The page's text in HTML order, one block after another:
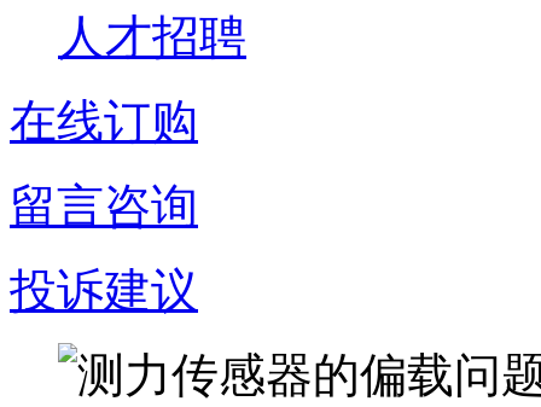
人才招聘
在线订购
留言咨询
投诉建议